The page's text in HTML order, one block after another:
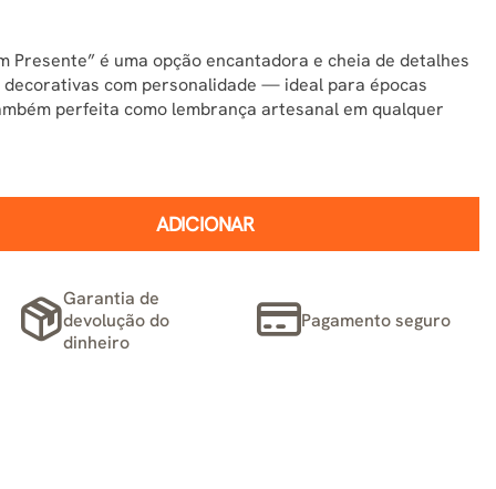
Presente” é uma opção encantadora e cheia de detalhes
com personalidade — ideal para épocas
perfeita como lembrança artesanal em qualquer
ADICIONAR
Garantia de
devolução do
dinheiro
Pagamento seguro